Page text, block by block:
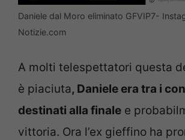
Daniele dal Moro eliminato GFVIP7-
Notizie.com
A molti telespettatori questa
è piaciuta, Daniele era tra i
destinati alla finale e
vittoria. Ora l’ex gieffino ha